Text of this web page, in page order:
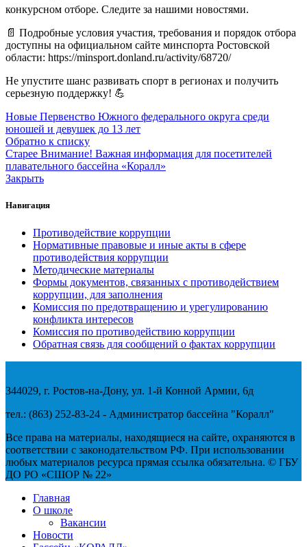
конкурсном отборе. Следите за нашими новостями.
📄 Подробные условия участия, требования и порядок отбора
доступны на официальном сайте минспорта Ростовской
области: https://minsport.donland.ru/activity/68720/
Не упустите шанс развивать спорт в регионах и получить
серьезную поддержку! 💪
Новые Первенство Южного федерального округа среди
юношей и девушек до 13 лет
Обратно к списку
Старее Внимание! Важная информация для посетителей
плавательного бассейна «Коралл»
Закрыть
Навигация
Противодействие коррупции
Нормативные правовые и иные акты в сфере
противодействия коррупции
Методические материалы
Формы документов, связанных с противодействием
коррупции, для заполнения
Комиссия по предотвращению и урегулированию
конфликта интересов
Комиссия по противодействию коррупции
Обратная связь для сообщений о фактах коррупции
344029, г. Ростов-на-Дону, ул. 1-й Конной Армии, 6д
тел.: (863) 252-83-24 - Администратор бассейна "Коралл"
Все права на материалы, находящиеся на сайте, охраняются в
соответствии с законодательством РФ. При использовании
любых материалов ресурса прямая ссылка обязательна. © ГБУ
ДО РО «СШОР № 22»
Главная
О школе
Вакансии
Новости